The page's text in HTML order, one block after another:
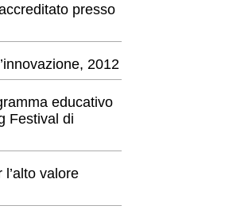
presso
2012
educativo
Festival di
valore